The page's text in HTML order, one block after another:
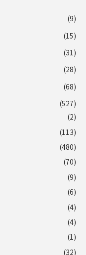
(9)
(15)
(31)
(28)
(68)
(527)
(2)
(113)
(480)
(70)
(9)
(6)
(4)
(4)
(1)
(32)